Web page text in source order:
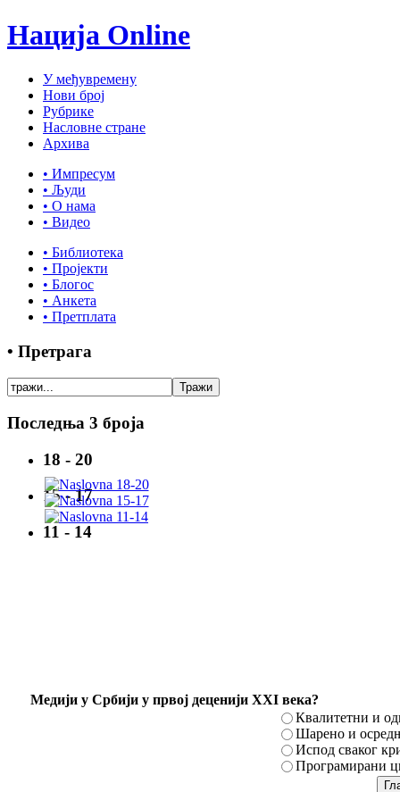
Нација Online
У међувремену
Нови број
Рубрике
Насловне стране
Архива
• Импресум
• Људи
• О нама
• Видео
• Библиотека
• Пројекти
• Блогос
• Анкета
• Претплата
• Претрага
Последња 3 броја
18 - 20
15 - 17
11 - 14
Mедији у Србији у првој деценији XXI века?
Квалитетни и
Шарено и
Испод сваког
Програмирани